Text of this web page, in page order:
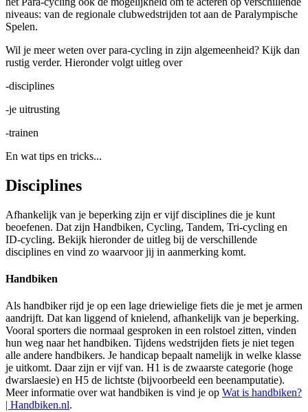
niveaus: van de regionale clubwedstrijden tot aan de Paralympische
Spelen.
Wil je meer weten over para-cycling in zijn algemeenheid? Kijk dan
rustig verder. Hieronder volgt uitleg over
-disciplines
-je uitrusting
-trainen
En wat tips en tricks...
Disciplines
Afhankelijk van je beperking zijn er vijf disciplines die je kunt
beoefenen. Dat zijn Handbiken, Cycling, Tandem, Tri-cycling en
ID-cycling. Bekijk hieronder de uitleg bij de verschillende
disciplines en vind zo waarvoor jij in aanmerking komt.
Handbiken
Als handbiker rijd je op een lage driewielige fiets die je met je armen
aandrijft. Dat kan liggend of knielend, afhankelijk van je beperking.
Vooral sporters die normaal gesproken in een rolstoel zitten, vinden
hun weg naar het handbiken. Tijdens wedstrijden fiets je niet tegen
alle andere handbikers. Je handicap bepaalt namelijk in welke klasse
je uitkomt. Daar zijn er vijf van. H1 is de zwaarste categorie (hoge
dwarslaesie) en H5 de lichtste (bijvoorbeeld een beenamputatie).
Meer informatie over wat handbiken is vind je op Wat is handbiken?
| Handbiken.nl.